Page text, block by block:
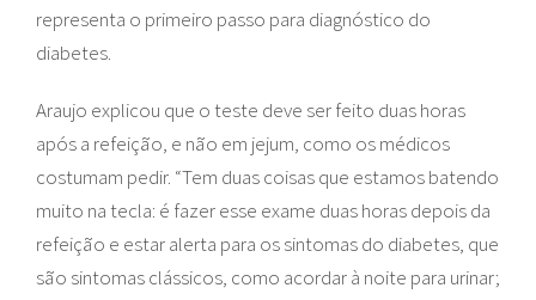
representa o primeiro passo para diagnóstico do
diabetes.
Araujo explicou que o teste deve ser feito duas horas
após a refeição, e não em jejum, como os médicos
costumam pedir. “Tem duas coisas que estamos batendo
muito na tecla: é fazer esse exame duas horas depois da
refeição e estar alerta para os sintomas do diabetes, que
são sintomas clássicos, como acordar à noite para urinar;